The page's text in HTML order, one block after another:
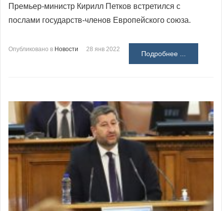
Премьер-министр Кирилл Петков встретился с
послами государств-членов Европейского союза.
Опубликовано в Новости 28 янв 2022
Подробнее ...